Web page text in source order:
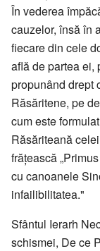
În vederea
cauzelor, însă în
fiecare din cele
află de partea ei,
propunând drept
Răsăritene, pe
cum este
Răsăriteană
frățească
cu canoanele
infailibilitatea."
Sfântul Ierarh
schismei, De ce